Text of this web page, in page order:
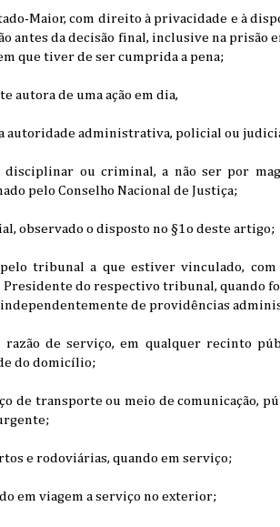
Maior, com direito à privacidade e à
antes da decisão final, inclusive na prisão
que tiver de ser cumprida a pena;
autora de uma ação em dia,
autoridade administrativa, policial ou
disciplinar ou criminal, a não ser por
pelo Conselho Nacional de Justiça;
observado o disposto no §1o deste artigo;
tribunal a que estiver vinculado,
do respectivo tribunal, quando
independentemente de providências
de serviço, em qualquer recinto
do domicílio;
de transporte ou meio de comunicação,
e rodoviárias, quando em serviço;
em viagem a serviço no exterior;